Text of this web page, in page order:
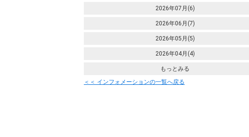
2026年07月(6)
2026年06月(7)
2026年05月(5)
2026年04月(4)
もっとみる
＜＜ インフォメーションの一覧へ戻る